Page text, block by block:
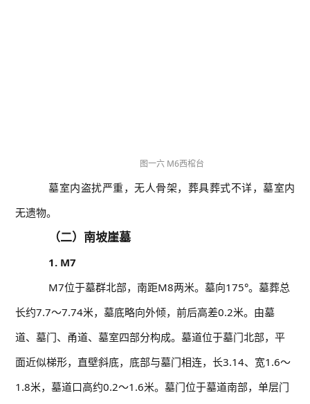
图一六 M6西棺台
墓室内盗扰严重，无人骨架，葬具葬式不详，墓室内
无遗物。
（二）南坡崖墓
1. M7
M7位于墓群北部，南距M8两米。墓向175°。墓葬总
长约7.7～7.74米，墓底略向外倾，前后高差0.2米。由墓
道、墓门、甬道、墓室四部分构成。墓道位于墓门北部，平
面近似梯形，直壁斜底，底部与墓门相连，长3.14、宽1.6～
1.8米，墓道口高约0.2～1.6米。墓门位于墓道南部，单层门